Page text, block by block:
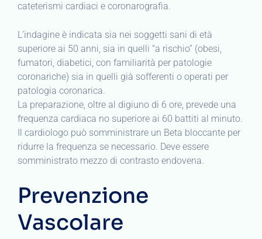
cateterismi cardiaci e coronarografia.
L’indagine è indicata sia nei soggetti sani di età
superiore ai 50 anni, sia in quelli “a rischio” (obesi,
fumatori, diabetici, con familiarità per patologie
coronariche) sia in quelli già sofferenti o operati per
patologia coronarica.
La preparazione, oltre al digiuno di 6 ore, prevede una
frequenza cardiaca no superiore ai 60 battiti al minuto.
Il cardiologo può somministrare un Beta bloccante per
ridurre la frequenza se necessario. Deve essere
somministrato mezzo di contrasto endovena.
Prevenzione
Vascolare